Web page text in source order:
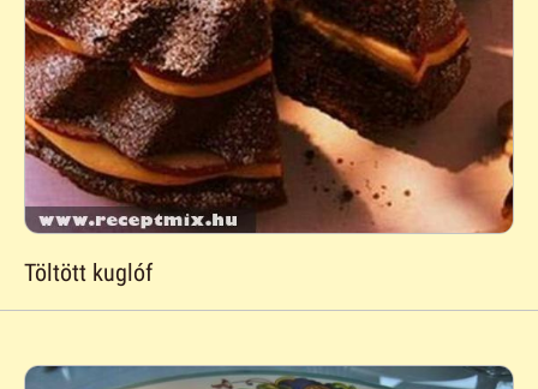
Töltött kuglóf